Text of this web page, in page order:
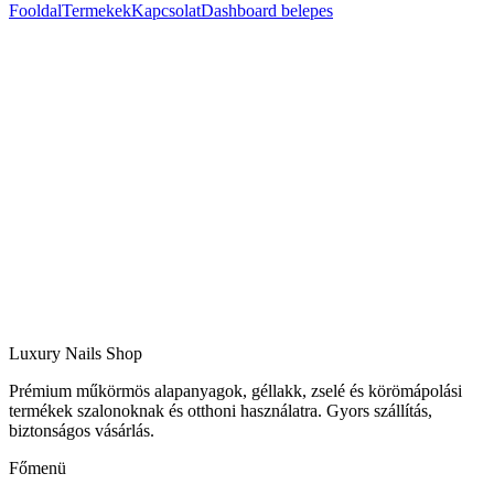
FooldalTermekekKapcsolatDashboard belepes
Luxury Nails Shop
Prémium műkörmös alapanyagok, géllakk, zselé és körömápolási
termékek szalonoknak és otthoni használatra. Gyors szállítás,
biztonságos vásárlás.
Főmenü